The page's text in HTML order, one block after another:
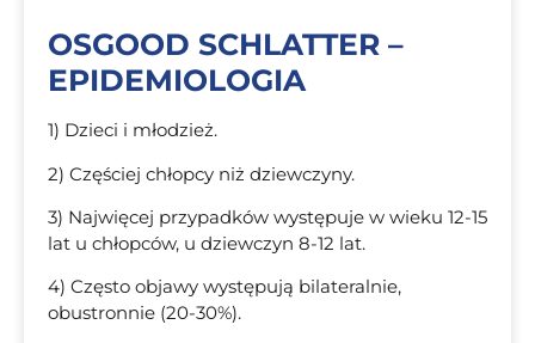
OSGOOD SCHLATTER –
EPIDEMIOLOGIA
1) Dzieci i młodzież.
2) Częściej chłopcy niż dziewczyny.
3) Najwięcej przypadków występuje w wieku 12-15
lat u chłopców, u dziewczyn 8-12 lat.
4) Często objawy występują bilateralnie,
obustronnie (20-30%).